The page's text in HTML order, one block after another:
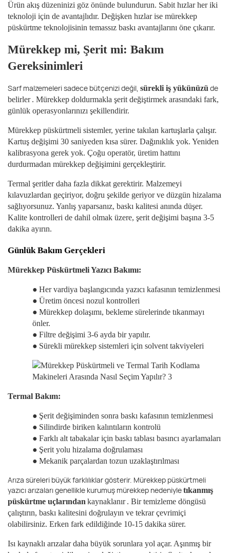
Ürün akış düzeninizi göz önünde bulundurun. Sabit hızlar her iki
teknoloji için de avantajlıdır. Değişken hızlar ise mürekkep
püskürtme teknolojisinin temassız baskı avantajlarını öne çıkarır.
Mürekkep mi, Şerit mi: Bakım
Gereksinimleri
Sarf malzemeleri sadece bütçenizi değil, sürekli iş yükünüzü de
belirler . Mürekkep doldurmakla şerit değiştirmek arasındaki fark,
günlük operasyonlarınızı şekillendirir.
Mürekkep püskürtmeli sistemler, yerine takılan kartuşlarla çalışır.
Kartuş değişimi 30 saniyeden kısa sürer. Dağınıklık yok. Yeniden
kalibrasyona gerek yok. Çoğu operatör, üretim hattını
durdurmadan mürekkep değişimini gerçekleştirir.
Termal şeritler daha fazla dikkat gerektirir. Malzemeyi
kılavuzlardan geçiriyor, doğru şekilde geriyor ve düzgün hizalama
sağlıyorsunuz. Yanlış yaparsanız, baskı kalitesi anında düşer.
Kalite kontrolleri de dahil olmak üzere, şerit değişimi başına 3-5
dakika ayırın.
Günlük Bakım Gerçekleri
Mürekkep Püskürtmeli Yazıcı Bakımı:
● Her vardiya başlangıcında yazıcı kafasının temizlenmesi
● Üretim öncesi nozul kontrolleri
● Mürekkep dolaşımı, bekleme sürelerinde tıkanmayı
önler.
● Filtre değişimi 3-6 ayda bir yapılır.
● Sürekli mürekkep sistemleri için solvent takviyeleri
Termal Bakım:
● Şerit değişiminden sonra baskı kafasının temizlenmesi
● Silindirde biriken kalıntıların kontrolü
● Farklı alt tabakalar için baskı tablası basıncı ayarlamaları
● Şerit yolu hizalama doğrulaması
● Mekanik parçalardan tozun uzaklaştırılması
Arıza süreleri büyük farklılıklar gösterir. Mürekkep püskürtmeli
yazıcı arızaları genellikle kurumuş mürekkep nedeniyletıkanmış
püskürtme uçlarından kaynaklanır . Bir temizleme döngüsü
çalıştırın, baskı kalitesini doğrulayın ve tekrar çevrimiçi
olabilirsiniz. Erken fark edildiğinde 10-15 dakika sürer.
Isı kaynaklı arızalar daha büyük sorunlara yol açar. Aşınmış bir